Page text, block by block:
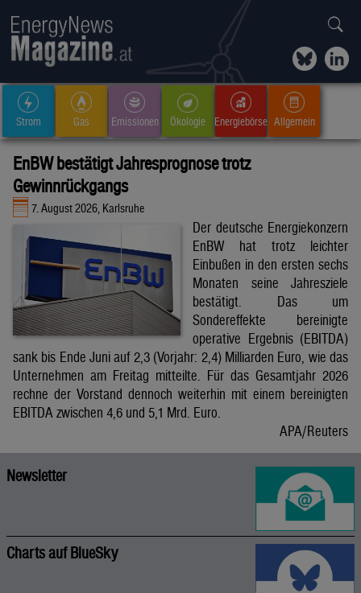
Strom Gas Emissionen Ökologie Energiebörse Allgemein
EnBW bestätigt Jahresprognose trotz
Gewinnrückgangs
7. August 2026, Karlsruhe
Der deutsche Energiekonzern
EnBW hat trotz leichter
Einbußen in den ersten sechs
Monaten seine Jahresziele
bestätigt. Das um
Sondereffekte bereinigte
operative Ergebnis (EBITDA)
sank bis Ende Juni auf 2,3 (Vorjahr: 2,4) Milliarden Euro, wie das
Unternehmen am Freitag mitteilte. Für das Gesamtjahr 2026
rechne der Vorstand dennoch weiterhin mit einem bereinigten
EBITDA zwischen 4,6 und 5,1 Mrd. Euro.
APA/Reuters
Newsletter
Charts auf BlueSky